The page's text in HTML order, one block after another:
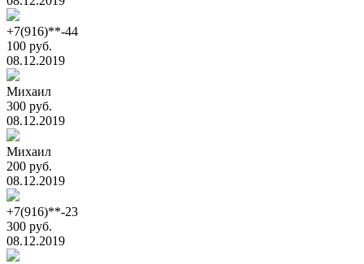
+7(916)**-44
100 руб.
08.12.2019
Михаил
300 руб.
08.12.2019
Михаил
200 руб.
08.12.2019
+7(916)**-23
300 руб.
08.12.2019